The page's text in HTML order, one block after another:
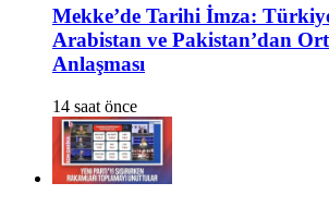
Mekke’de Tarihi İmza:
Arabistan ve Pakistan’dan
Anlaşması
14 saat önce